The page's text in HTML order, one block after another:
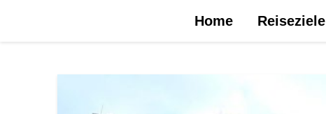
Urlaubsreise.blog – dein Reiseblog …
Home Reiseziele